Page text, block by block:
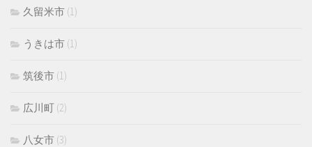
久留米市 (1)
うきは市 (1)
筑後市 (1)
広川町 (2)
八女市 (3)